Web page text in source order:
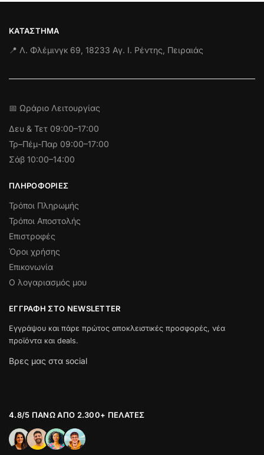
ΚΑΤΆΣΤΗΜΑ
📍 Λ. Φλέμινγκ 69, 18233 Αγ. Ι. Ρέντης, Πειραιάς
📅 Ωράριο Λειτουργίας
Δευ & Τετ 09:00–17:00
Τρ–Πέμ-Παρ 09:00–17:00
Σάβ 10:00–14:00
ΠΛΗΡΟΦΟΡΊΕΣ
Τρόποι Πληρωμής
Τρόποι Αποστολής
Επιστροφές
Όροι χρήσης
Επικονωνία
Ο λογαριασμός μου
ΕΓΓΡΑΦΉ ΣΤΟ NEWSLETTER
Εγγράψου και πάρε πρώτος αποκλειστικές προσφορές, νέα
προϊόντα και deals.
Βρες μας στα social
4.8/5 ΠΆΝΩ ΑΠΌ 2.300+ ΠΕΛΆΤΕΣ